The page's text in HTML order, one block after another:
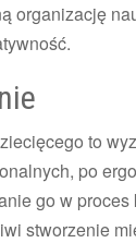
organizację
to
po
go w
stworzenie